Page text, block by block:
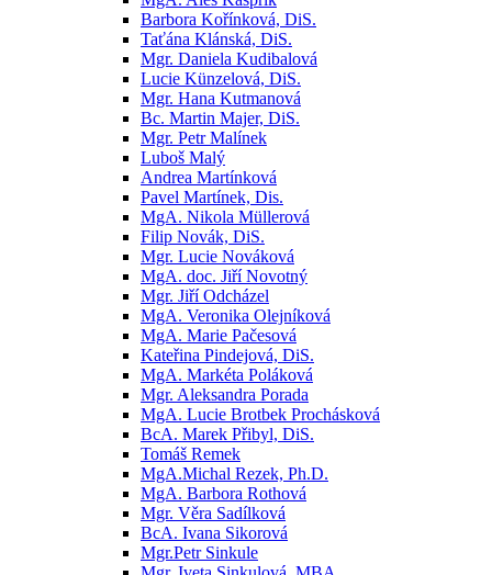
Barbora Kořínková, DiS.
Taťána Klánská, DiS.
Mgr. Daniela Kudibalová
Lucie Künzelová, DiS.
Mgr. Hana Kutmanová
Bc. Martin Majer, DiS.
Mgr. Petr Malínek
Luboš Malý
Andrea Martínková
Pavel Martínek, Dis.
MgA. Nikola Müllerová
Filip Novák, DiS.
Mgr. Lucie Nováková
MgA. doc. Jiří Novotný
Mgr. Jiří Odcházel
MgA. Veronika Olejníková
MgA. Marie Pačesová
Kateřina Pindejová, DiS.
MgA. Markéta Poláková
Mgr. Aleksandra Porada
MgA. Lucie Brotbek Prochásková
BcA. Marek Přibyl, DiS.
Tomáš Remek
MgA.Michal Rezek, Ph.D.
MgA. Barbora Rothová
Mgr. Věra Sadílková
BcA. Ivana Sikorová
Mgr.Petr Sinkule